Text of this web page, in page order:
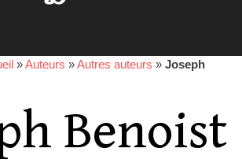
»Auteurs »Autres auteurs » Joseph
Benoist